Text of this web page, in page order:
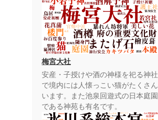
梅宮大社
安産・子授けや酒の神様を祀る神社
で境内には人懐っこい猫がたくさん
います。また池泉回遊式の日本庭園
である神苑も有名です。